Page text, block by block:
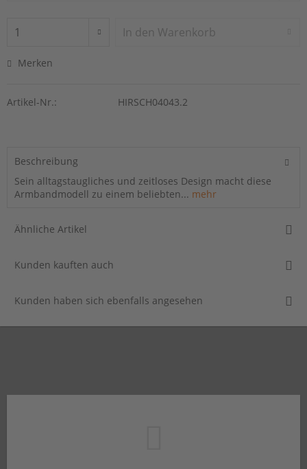
In den Warenkorb
Merken
Artikel-Nr.: HIRSCH04043.2
Beschreibung
Sein alltagstaugliches und zeitloses Design macht diese
Armbandmodell zu einem beliebten... mehr
Ähnliche Artikel
Kunden kauften auch
Kunden haben sich ebenfalls angesehen